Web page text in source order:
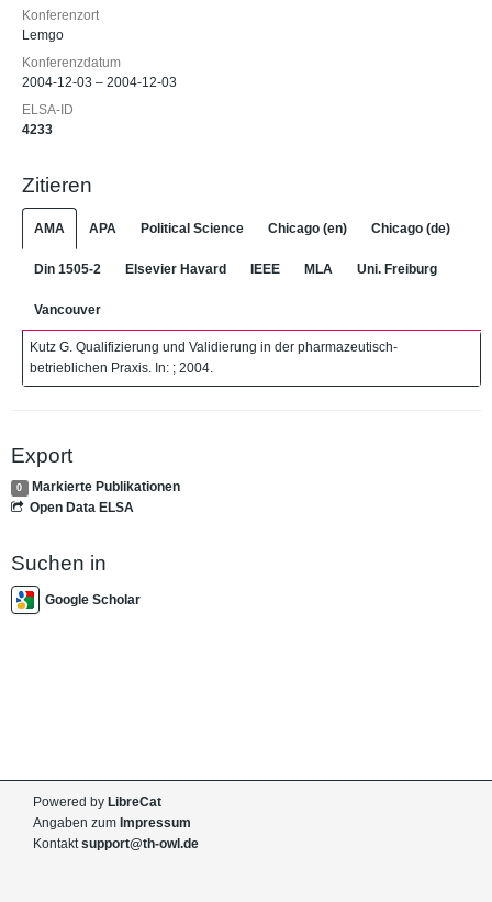
Konferenzort
Lemgo
Konferenzdatum
2004-12-03 – 2004-12-03
ELSA-ID
4233
Zitieren
AMA APA Political Science Chicago (en) Chicago (de)
Din 1505-2 Elsevier Havard IEEE MLA Uni. Freiburg
Vancouver
Kutz G. Qualifizierung und Validierung in der pharmazeutisch-
betrieblichen Praxis. In: ; 2004.
Export
0
Markierte Publikationen
Open Data ELSA
Suchen in
Google Scholar
Powered by LibreCat
Angaben zum Impressum
Kontaktsupport@th-owl.de